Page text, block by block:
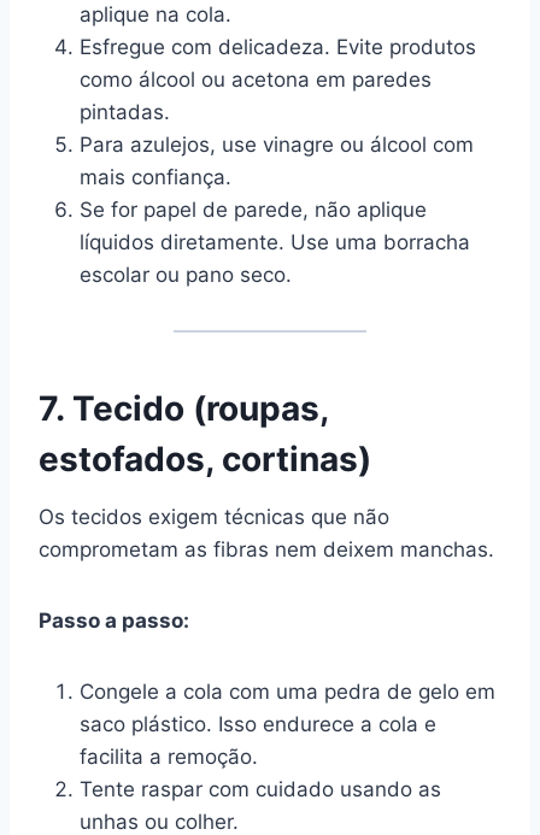
aplique na cola.
Esfregue com delicadeza. Evite produtos
como álcool ou acetona em paredes
pintadas.
Para azulejos, use vinagre ou álcool com
mais confiança.
Se for papel de parede, não aplique
líquidos diretamente. Use uma borracha
escolar ou pano seco.
7. Tecido (roupas,
estofados, cortinas)
Os tecidos exigem técnicas que não
comprometam as fibras nem deixem manchas.
Passo a passo:
Congele a cola com uma pedra de gelo em
saco plástico. Isso endurece a cola e
facilita a remoção.
Tente raspar com cuidado usando as
unhas ou colher.